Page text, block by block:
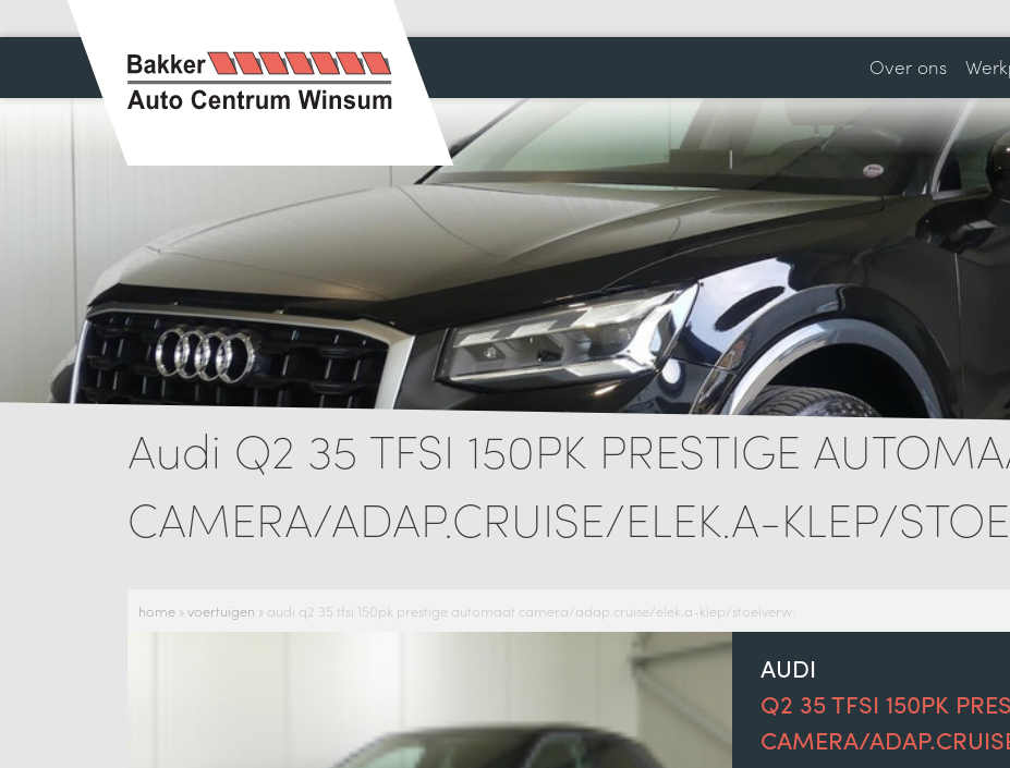
Over ons
Audi Q2 35 TFSI 150PK PRESTIGE
CAMERA/ADAP.CRUISE/ELEK.A-KLEP/
home » voertuigen » audi q2 35 tfsi 150pk prestige automaat camera/adap.cruise/elek.a-klep/stoelverw.
AUDI
Q2 35 TFSI 150PK
CAMERA/